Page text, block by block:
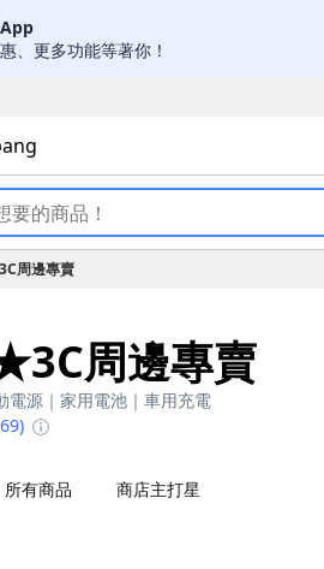
、更多功能等著你！
周邊專賣
周邊專賣
電源｜家用電池｜車用充電
所有商品 商店主打星